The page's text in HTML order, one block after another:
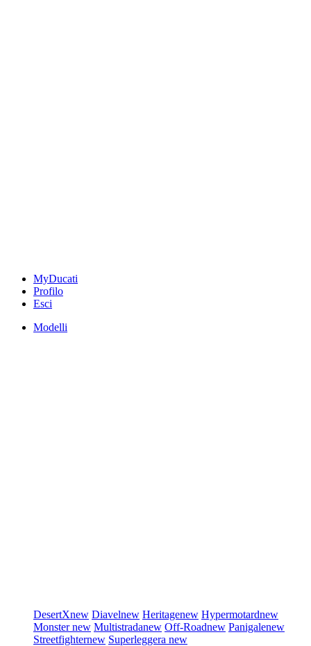
MyDucati
Profilo
Esci
Modelli
DesertXnew Diavelnew Heritagenew Hypermotardnew
Monsternew Multistradanew Off-Roadnew Panigalenew
Streetfighternew Superleggera new